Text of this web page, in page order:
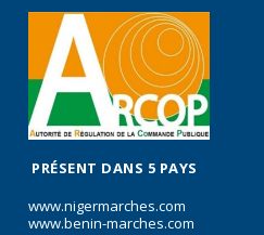
PRÉSENT DANS 5 PAYS
www.nigermarches.com
www.benin-marches.com